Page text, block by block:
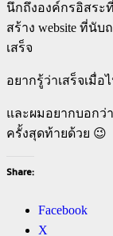
นึกถึงองค์กรอิสระ
สร้าง website ที่นับ
เสร็จ
อยากรู้ว่าเสร็จเมื่อ
และผมอยากบอกว่
ครั้งสุดท้ายด้วย 😉
Share:
Facebook
X